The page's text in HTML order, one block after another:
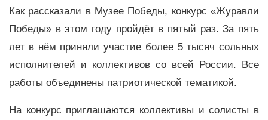
Как рассказали в Музее Победы, конкурс «Журавли
Победы» в этом году пройдёт в пятый раз. За пять
лет в нём приняли участие более 5 тысяч сольных
исполнителей и коллективов со всей России. Все
работы объединены патриотической тематикой.
На конкурс приглашаются коллективы и солисты в